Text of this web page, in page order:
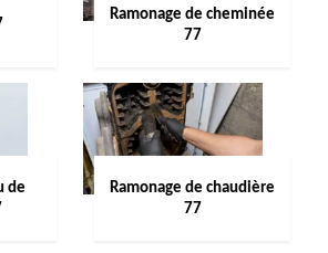
Ramonage de cheminée
77
de
Ramonage de chaudière
77